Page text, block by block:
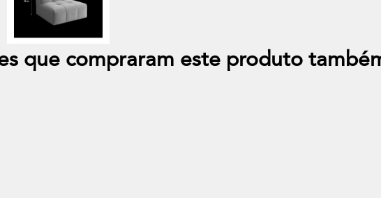
que compraram este produto